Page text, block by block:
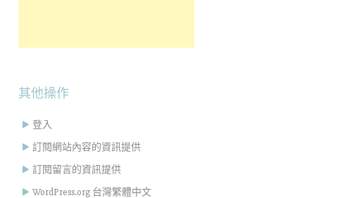
其他操作
登入
訂閱網站內容的資訊提供
訂閱留言的資訊提供
WordPress.org 台灣繁體中文